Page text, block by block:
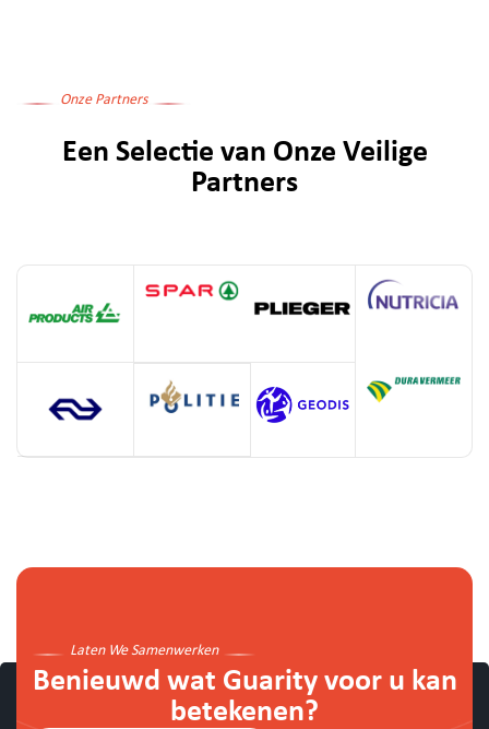
Onze Partners
Een Selectie van Onze Veilige
Partners
Laten We Samenwerken
Benieuwd wat Guarity voor u kan
betekenen?